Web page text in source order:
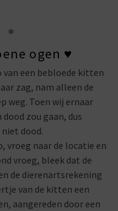
ogen ♥
een bebloede kitten
zag, nam alleen de
weg. Toen wij ernaar
zou gaan, dus
dood.
vroeg naar de locatie en
vroeg, bleek dat de
de dierenartsrekening
van de kitten een
aangereden door een